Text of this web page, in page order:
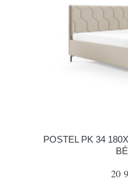
POSTEL PK 34
20